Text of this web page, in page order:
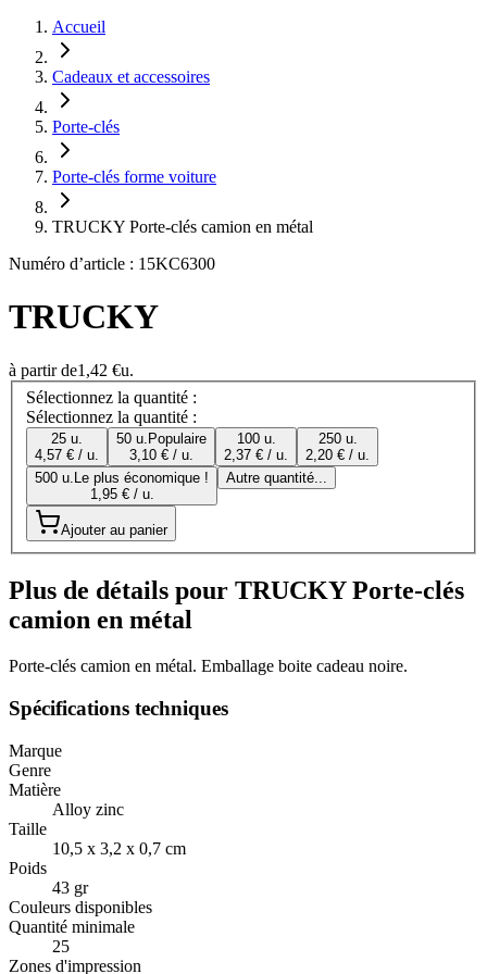
Accueil
Cadeaux et accessoires
Porte-clés
Porte-clés forme voiture
TRUCKY Porte-clés camion en métal
Numéro d’article : 15KC6300
TRUCKY
à partir de1,42 €u.
Sélectionnez la quantité :
Sélectionnez la quantité :
25 u.
4,57 € / u.
50 u. Populaire
3,10 € / u.
100 u.
2,37 € / u.
250 u.
2,20 € / u.
500 u. Le plus économique !
1,95 € / u.
Autre quantité...
Ajouter au panier
Plus de détails pour TRUCKY Porte-clés
camion en métal
Porte-clés camion en métal. Emballage boite cadeau noire.
Spécifications techniques
Marque
Genre
Matière
Alloy zinc
Taille
10,5 x 3,2 x 0,7 cm
Poids
43 gr
Couleurs disponibles
Quantité minimale
25
Zones d'impression